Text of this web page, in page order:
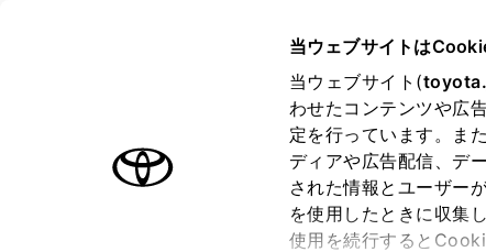
は必須です。
当ウェブサイトは
当ウェブサイト(
わせたコンテンツや広
定を行っています。ま
ディアや広告配信、デ
された情報とユーザー
を使用したときに収集
使用を続行すると
中古車：見積
お客さま情報の入力